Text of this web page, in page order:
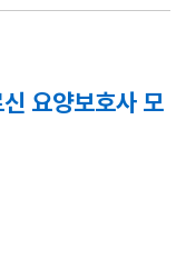
요양보호사 모